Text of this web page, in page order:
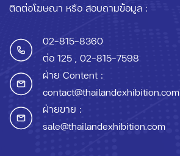
ติดต่อโฆษณา หรือ สอบถามข้อมูล :
02-815-8360
ต่อ 125 , 02-815-7598
ฝ่าย Content :
contact@thailandexhibition.com
ฝ่ายขาย :
sale@thailandexhibition.com